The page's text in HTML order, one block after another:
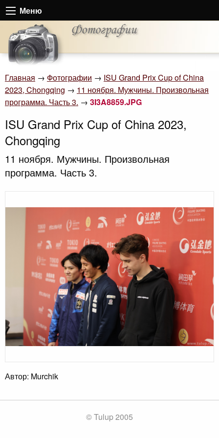
Меню
Главная → Фотографии → ISU Grand Prix Cup of China
2023, Chongqing → 11 ноября. Мужчины. Произвольная
программа. Часть 3. → 3I3A8859.JPG
ISU Grand Prix Cup of China 2023,
Chongqing
11 ноября. Мужчины. Произвольная
программа. Часть 3.
Автор: Murchik
© Tulup 2005